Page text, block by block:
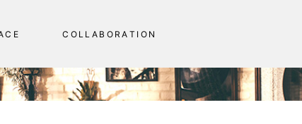
C E C OLLAB ORAT ION